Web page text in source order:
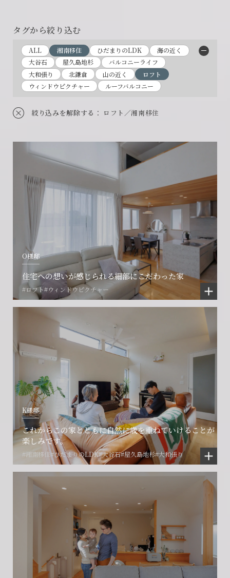
タグから絞り込む
ALL 湘南移住 ひだまりのLDK
海の近く
大谷石
屋久島地杉
バルコニーライフ
大和張り
北鎌倉 山の近く
ロフト
ウィンドウピクチャー
ルーフバルコニー
絞り込みを解除する ： ロフト／湘南移住
O様邸
住宅への想いが感じられる細部にこだわった家
#ロフト#ウィンドウピクチャー
K様邸
これからこの家とともに自然に歳を重ねていけることが
楽しみです。
#湘南移住#ひだまりのLDK#大谷石#屋久島地杉#大和張り